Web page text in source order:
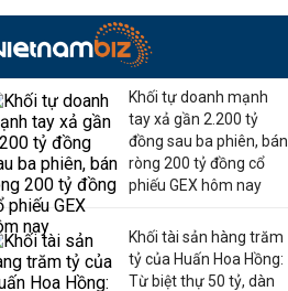
Khối tự doanh mạnh
tay xả gần 2.200 tỷ
đồng sau ba phiên, bán
ròng 200 tỷ đồng cổ
phiếu GEX hôm nay
Khối tài sản hàng trăm
tỷ của Huấn Hoa Hồng:
Từ biệt thự 50 tỷ, dàn